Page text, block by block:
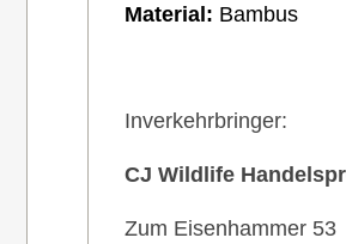
Material: Bambus
Inverkehrbringer:
CJ Wildlife
Zum Eisenhammer 53